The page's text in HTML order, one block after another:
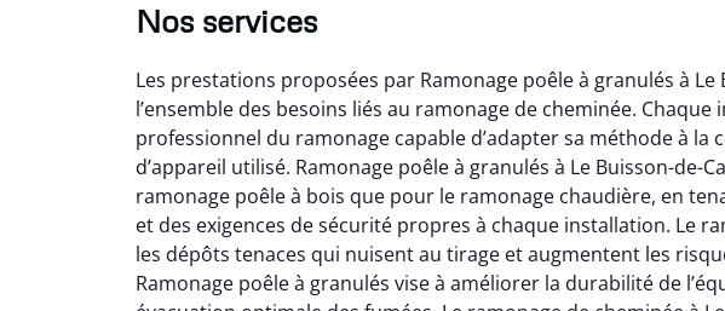
Nos services
Les prestations proposées par Ramonage poêle à granulés à
l’ensemble des besoins liés au ramonage de cheminée.
professionnel du ramonage capable d’adapter sa méthode à
d’appareil utilisé. Ramonage poêle à granulés à Le Buisson-de-
ramonage poêle à bois que pour le ramonage chaudière, en
et des exigences de sécurité propres à chaque installation. Le
les dépôts tenaces qui nuisent au tirage et augmentent les
Ramonage poêle à granulés vise à améliorer la durabilité de
Loïc Marchand
24 janvier 2026